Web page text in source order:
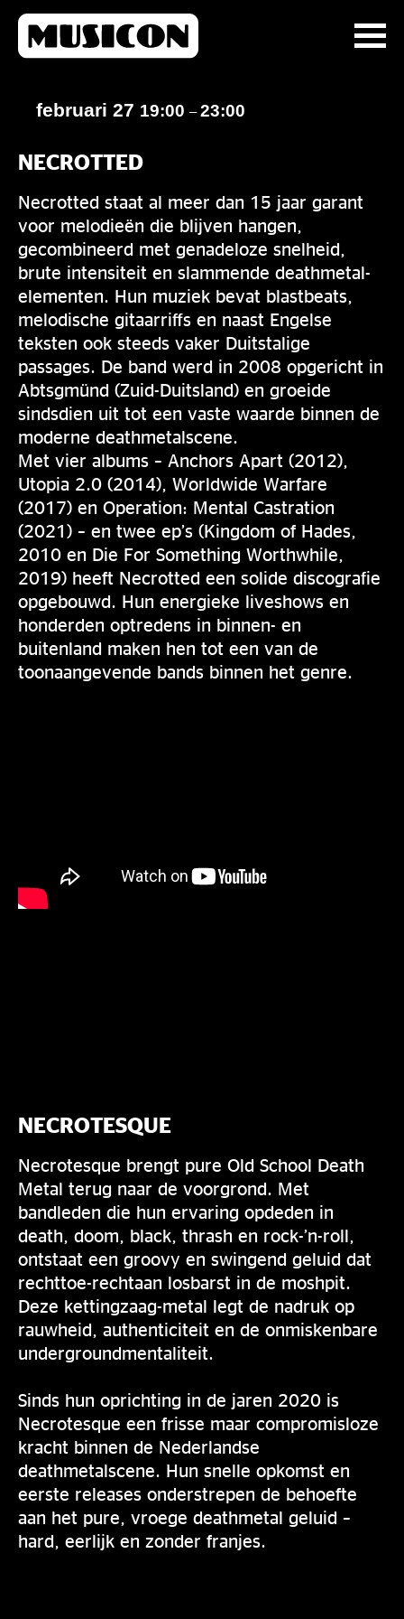
februari 27 19:00 –23:00
NECROTTED
Necrotted staat al meer dan 15 jaar garant
voor melodieën die blijven hangen,
gecombineerd met genadeloze snelheid,
brute intensiteit en slammende deathmetal-
elementen. Hun muziek bevat blastbeats,
melodische gitaarriffs en naast Engelse
teksten ook steeds vaker Duitstalige
passages. De band werd in 2008 opgericht in
Abtsgmünd (Zuid-Duitsland) en groeide
sindsdien uit tot een vaste waarde binnen de
moderne deathmetalscene.
Met vier albums – Anchors Apart (2012),
Utopia 2.0 (2014), Worldwide Warfare
(2017) en Operation: Mental Castration
(2021) – en twee ep’s (Kingdom of Hades,
2010 en Die For Something Worthwhile,
2019) heeft Necrotted een solide discografie
opgebouwd. Hun energieke liveshows en
honderden optredens in binnen- en
buitenland maken hen tot een van de
toonaangevende bands binnen het genre.
NECROTESQUE
Necrotesque brengt pure Old School Death
Metal terug naar de voorgrond. Met
bandleden die hun ervaring opdeden in
death, doom, black, thrash en rock-’n-roll,
ontstaat een groovy en swingend geluid dat
rechttoe-rechtaan losbarst in de moshpit.
Deze kettingzaag-metal legt de nadruk op
rauwheid, authenticiteit en de onmiskenbare
undergroundmentaliteit.
Sinds hun oprichting in de jaren 2020 is
Necrotesque een frisse maar compromisloze
kracht binnen de Nederlandse
deathmetalscene. Hun snelle opkomst en
eerste releases onderstrepen de behoefte
aan het pure, vroege deathmetal geluid –
hard, eerlijk en zonder franjes.